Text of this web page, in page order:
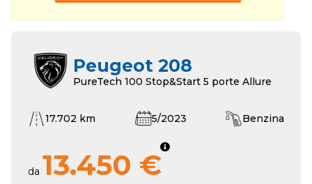
Peugeot 208
PureTech 100 Stop&Start 5 porte Allure
17.702 km 5/2023 Benzina
da 13.450 €